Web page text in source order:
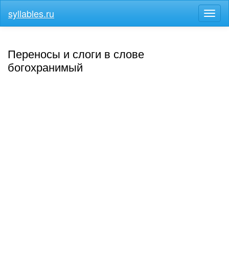
меню
syllables.ru
Переносы и слоги в слове
богохранимый